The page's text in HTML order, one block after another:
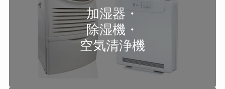
加湿器・
除湿機・
空気清浄機